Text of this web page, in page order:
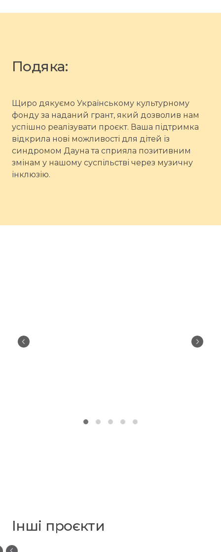
Подяка:
Щиро дякуємо Українському культурному
фонду за наданий грант, який дозволив нам
успішно реалізувати проєкт. Ваша підтримка
відкрила нові можливості для дітей із
синдромом Дауна та сприяла позитивним
змінам у нашому суспільстві через музичну
інклюзію.
Інші проєкти